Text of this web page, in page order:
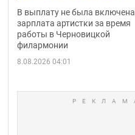
сколько получала
певица
В выплату не была включена
зарплата артистки за время
работы в Черновицкой
филармонии
8.08.2026 04:01